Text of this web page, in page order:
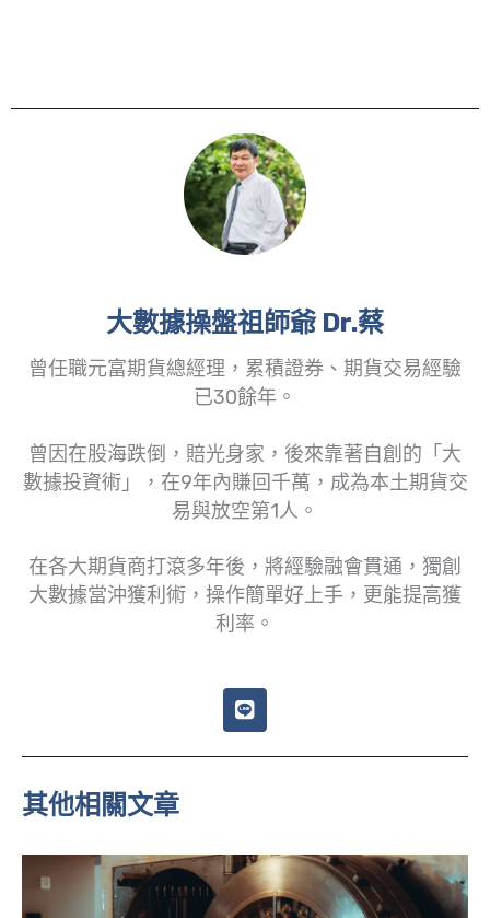
大數據操盤祖師爺 Dr.蔡
曾任職元富期貨總經理，累積證券、期貨交易經驗
已30餘年。
曾因在股海跌倒，賠光身家，後來靠著自創的「大
數據投資術」，在9年內賺回千萬，成為本土期貨交
易與放空第1人。
在各大期貨商打滾多年後，將經驗融會貫通，獨創
大數據當沖獲利術，操作簡單好上手，更能提高獲
利率。
L
i
e
其他相關文章